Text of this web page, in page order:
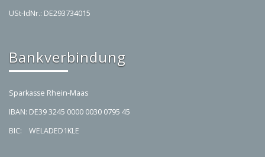
USt-IdNr.: DE293734015
Bankverbindung
Sparkasse Rhein-Maas
IBAN: DE39 3245 0000 0030 0795 45
BIC: WELADED1KLE